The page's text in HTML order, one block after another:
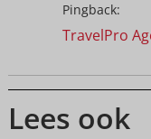
Pingback:
TravelPro
Lees ook